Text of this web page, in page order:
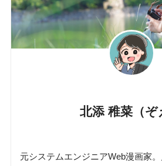
北添 稚菜（ぞ
元システムエンジニアWeb漫画家